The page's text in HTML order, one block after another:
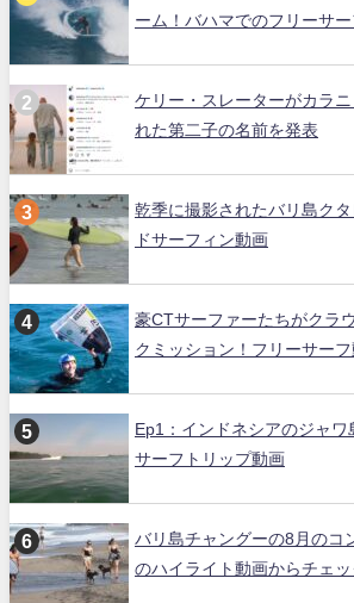
ーム！バハマでのフリーサ
ケリー・スレーターがカラ
れた第二子の名前を発表
乾季に撮影されたバリ島ク
ドサーフィン動画
豪CTサーファーたちがクラ
クミッション！フリーサー
Ep1：インドネシアのジャ
サーフトリップ動画
バリ島チャングーの8月のコ
のハイライト動画からチェッ